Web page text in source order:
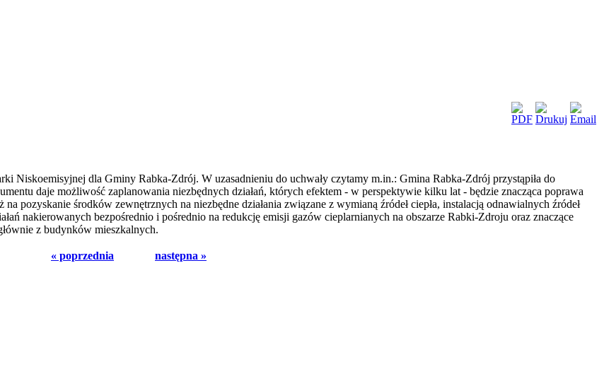
Niskoemisyjnej dla Gminy Rabka-Zdrój. W uzasadnieniu do uchwały czytamy m.in.: Gmina Rabka-Zdrój przystąpiła do
daje możliwość zaplanowania niezbędnych działań, których efektem - w perspektywie kilku lat - będzie znacząca poprawa
pozyskanie środków zewnętrznych na niezbędne działania związane z wymianą źródeł ciepła, instalacją odnawialnych źródeł
nakierowanych bezpośrednio i pośrednio na redukcję emisji gazów cieplarnianych na obszarze Rabki-Zdroju oraz znaczące
z budynków mieszkalnych.
« poprzednia następna »